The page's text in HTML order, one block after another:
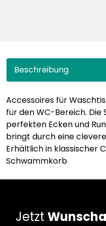
Beschreibung
Accessoires für
für den WC-Bereich.
perfekten Ecken und
bringt durch eine
Erhältlich in klassischer
Schwammkorb
Jetzt